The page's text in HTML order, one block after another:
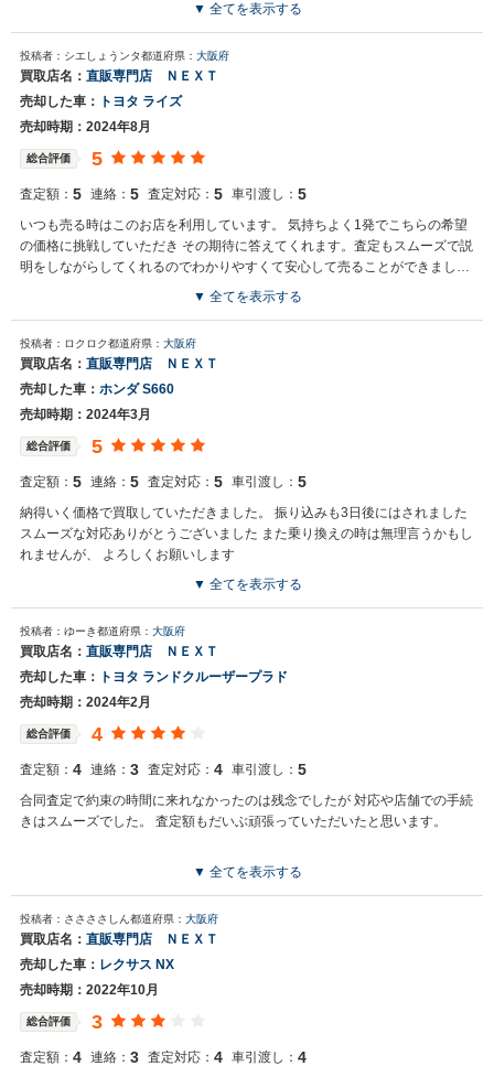
▼ 全てを表示する
投稿者：シエしょうンタ都道府県： 大阪府
買取店名： 直販専門店 ＮＥＸＴ
売却した車：
トヨタ ライズ
売却時期：2024年8月
総合評価 5
査定額： 5 連絡： 5 査定対応： 5 車引渡し： 5
いつも売る時はこのお店を利用しています。 気持ちよく1発でこちらの希望
の価格に挑戦していただき その期待に答えてくれます。査定もスムーズで説
明をしながらしてくれるのでわかりやすくて安心して売ることができまし
た。車を引き渡す日もわかりやすく丁寧なので安心して引き渡しを完了する
▼ 全てを表示する
投稿者：ロクロク都道府県： 大阪府
買取店名： 直販専門店 ＮＥＸＴ
売却した車： ホンダ S660
売却時期：2024年3月
総合評価 5
査定額： 5 連絡： 5 査定対応： 5 車引渡し： 5
納得いく価格で買取していただきました。 振り込みも3日後にはされました
スムーズな対応ありがとうございました また乗り換えの時は無理言うかもし
れませんが、 よろしくお願いします
▼ 全てを表示する
投稿者：ゆーき都道府県： 大阪府
買取店名： 直販専門店 ＮＥＸＴ
売却した車：
トヨタ ランドクルーザープラド
売却時期：2024年2月
総合評価 4
査定額： 4 連絡： 3 査定対応： 4 車引渡し： 5
合同査定で約束の時間に来れなかったのは残念でしたが 対応や店舗での手続
きはスムーズでした。 査定額もだいぶ頑張っていただいたと思います。
▼ 全てを表示する
投稿者：ささささしん都道府県： 大阪府
買取店名： 直販専門店 ＮＥＸＴ
売却した車： レクサス NX
売却時期：2022年10月
総合評価 3
査定額： 4 連絡： 3 査定対応： 4 車引渡し： 4